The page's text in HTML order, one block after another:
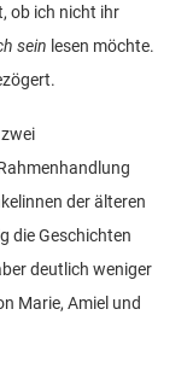
ob ich nicht ihr
sein lesen möchte.
der älteren
die Geschichten
deutlich weniger
Marie, Amiel und